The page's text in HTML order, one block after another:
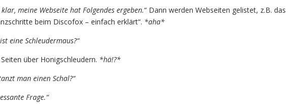
klar, meine Webseite hat Folgendes ergeben.“ Dann werden Webseiten gelistet, z.B. das
beim Discofox – einfach erklärt“. *aha*
eine Schleudermaus?“
über Honigschleudern. *hä!?*
man einen Schal?“
Frage.“